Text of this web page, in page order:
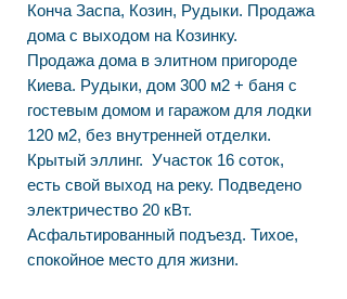
Конча Заспа, Козин, Рудыки. Продажа
дома с выходом на Козинку.
Продажа дома в элитном пригороде
Киева. Рудыки, дом 300 м2 + баня с
гостевым домом и гаражом для лодки
120 м2, без внутренней отделки.
Крытый эллинг. Участок 16 соток,
есть свой выход на реку. Подведено
электричество 20 кВт.
Асфальтированный подъезд. Тихое,
спокойное место для жизни.